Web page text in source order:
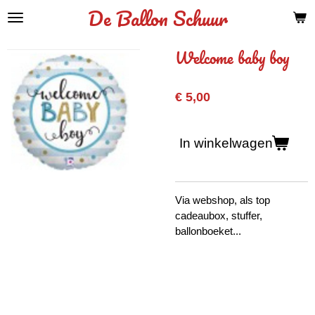
Ga
hoofdinhoud
De Ballon Schuur
Welcome baby boy
€ 5,00
In winkelwagen
Via webshop, als top
cadeaubox, stuffer,
ballonboeket...